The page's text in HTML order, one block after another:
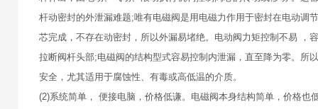
杆动密封的外泄漏难题;唯有电磁阀是用电磁力作用于密封在电动调
芯完成，不存在动密封，所以外漏易堵绝。电动阀力矩控制不易 ，
拉断阀杆头部;电磁阀的结构型式容易控制内泄漏，直至降为零。所
安全，尤其适用于腐蚀性、有毒或高低温的介质。
(2)系统简单， 便接电脑，价格低谦。电磁阀本身结构简单，价格也